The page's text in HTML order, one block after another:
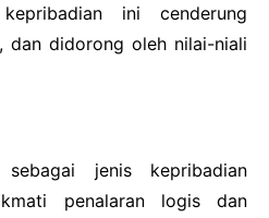
ini cenderung
dan didorong oleh nilai-niali
jenis kepribadian
penalaran logis dan